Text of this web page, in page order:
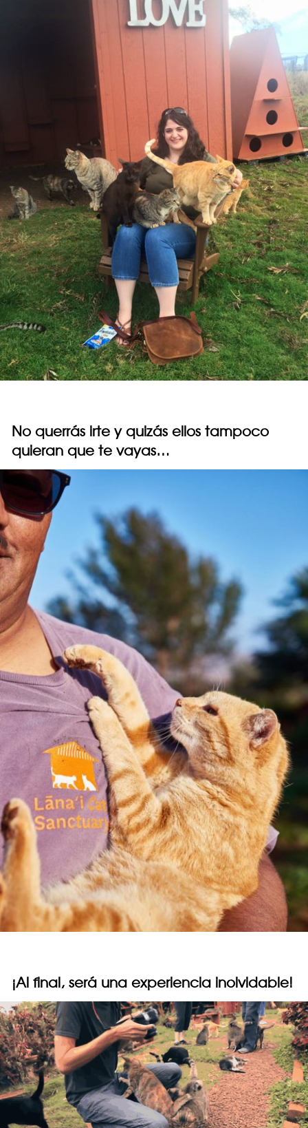
No querrás irte y quizás ellos tampoco
quieran que te vayas…
¡Al final, será una experiencia inolvidable!